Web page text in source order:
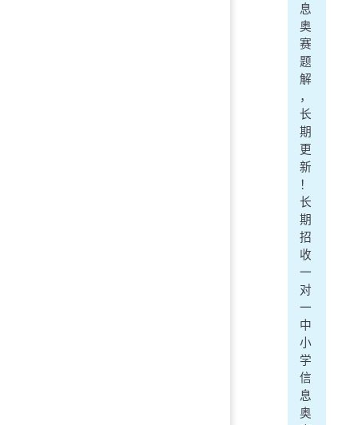
息
奥
赛
题
解
，
长
期
更
新
！
长
期
招
收
一
对
一
中
小
学
信
息
奥